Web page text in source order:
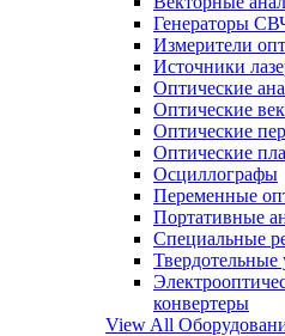
Генераторы
Измерители
Источники
Оптические
Оптические
Оптические
Оптические
Осциллографы
Переменные
Портативные
Специальные
конвертеры
View All